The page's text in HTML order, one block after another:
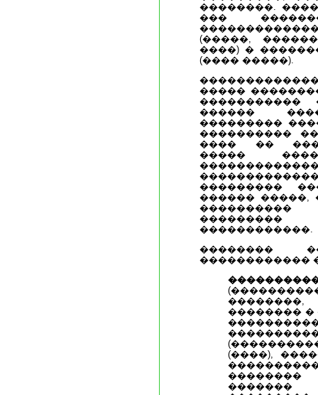
��������.
���
(�����,
����) �
(���� �����).
�����
�����������
������
���������
����������
���� ��
�����
���������
������ �����,
����������
������������.
��������
������������
�������� �
(����),
��������